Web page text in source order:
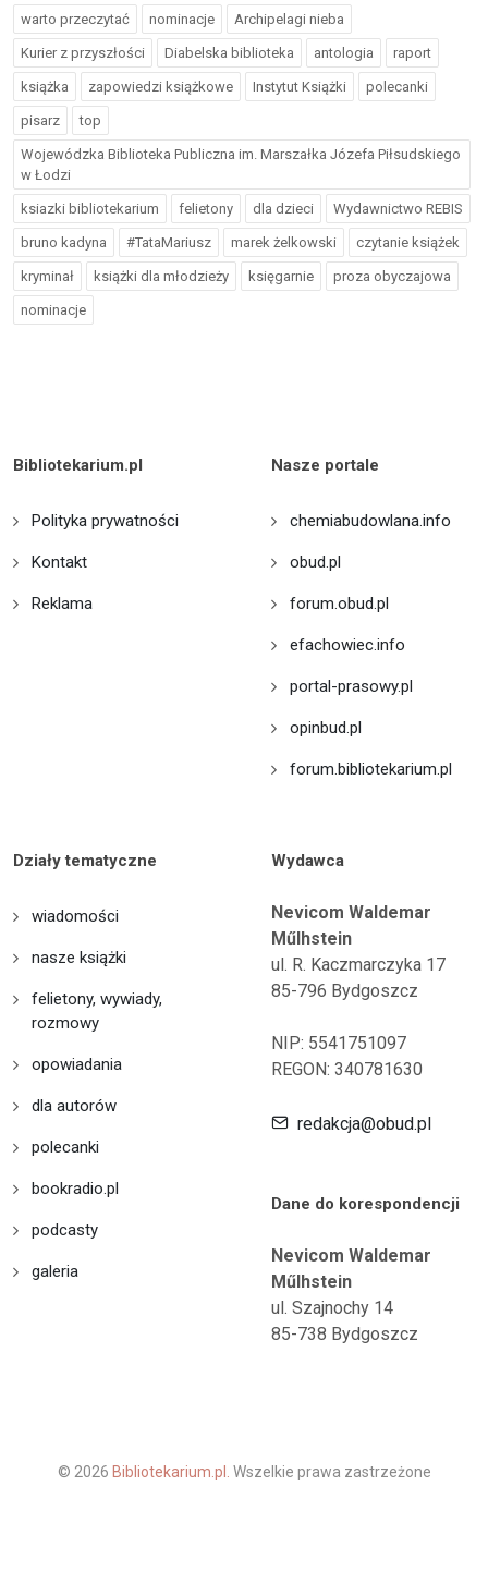
warto przeczytać nominacje Archipelagi nieba
Kurier z przyszłości Diabelska biblioteka antologia raport
książka zapowiedzi książkowe Instytut Książki polecanki
pisarz top
Wojewódzka Biblioteka Publiczna im. Marszałka Józefa Piłsudskiego
w Łodzi
ksiazki bibliotekarium felietony dla dzieci Wydawnictwo REBIS
bruno kadyna #TataMariusz marek żelkowski czytanie książek
kryminał książki dla młodzieży księgarnie proza obyczajowa
nominacje
Bibliotekarium.pl
Polityka prywatności
Kontakt
Reklama
Nasze portale
chemiabudowlana.info
obud.pl
forum.obud.pl
efachowiec.info
portal-prasowy.pl
opinbud.pl
forum.bibliotekarium.pl
Działy tematyczne
wiadomości
nasze książki
felietony, wywiady,
rozmowy
opowiadania
dla autorów
polecanki
bookradio.pl
podcasty
galeria
Wydawca
Nevicom Waldemar
Műlhstein
ul. R. Kaczmarczyka 17
85-796 Bydgoszcz
NIP: 5541751097
REGON: 340781630
redakcja@obud.pl
Dane do korespondencji
Nevicom Waldemar
Műlhstein
ul. Szajnochy 14
85-738 Bydgoszcz
© 2026 Bibliotekarium.pl. Wszelkie prawa zastrzeżone